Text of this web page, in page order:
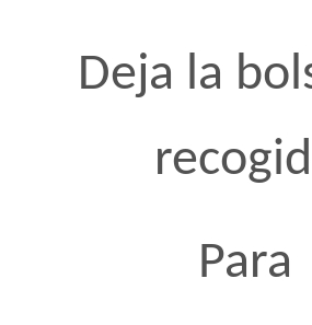
Deja la
Para